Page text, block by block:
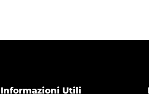
Informazioni Utili